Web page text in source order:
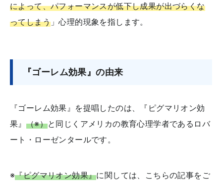
によって、パフォーマンスが低下し成果が出づらくな
ってしまう 」心理的現象を指します。
『ゴーレム効果』の由来
『ゴーレム効果』を提唱したのは、『ピグマリオン効
果』 （※）と同じくアメリカの教育心理学者であるロバ
ート・ローゼンタールです。
※『ピグマリオン効果』に関しては、こちらの記事をご